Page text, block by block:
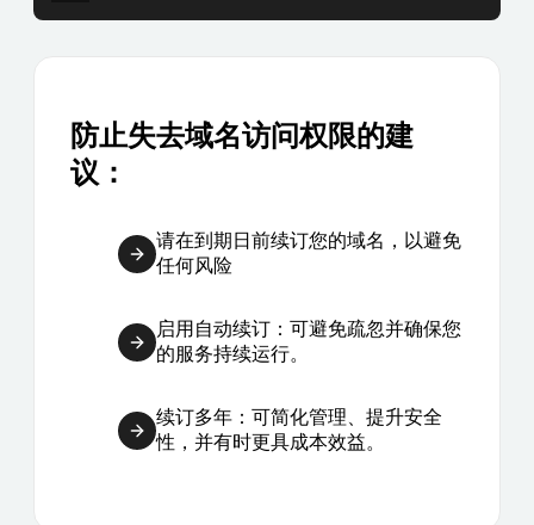
防止失去域名访问权限的建
议：
请在到期日前续订您的域名，以避免
任何风险
启用自动续订：可避免疏忽并确保您
的服务持续运行。
续订多年：可简化管理、提升安全
性，并有时更具成本效益。